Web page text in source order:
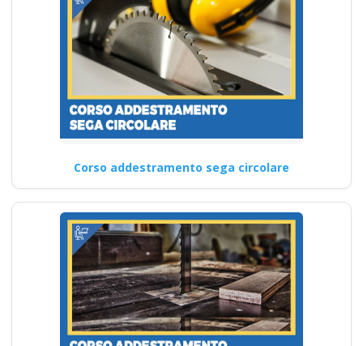
Corso addestramento sega circolare